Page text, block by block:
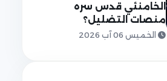
الخامنئي قدس سره
منصات التضليل؟
الخميس 06 آب 2026